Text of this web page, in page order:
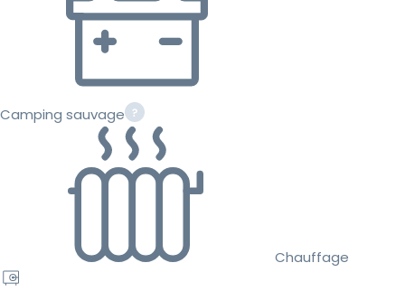
Camping sauvage
Chauffage